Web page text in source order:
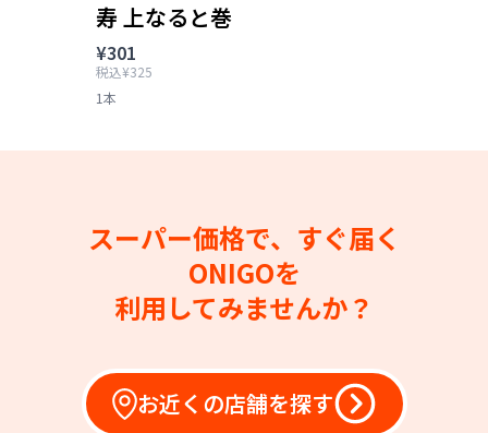
寿 上なると巻
¥301
税込¥325
1本
スーパー価格で、すぐ届く
ONIGOを
利用してみませんか？
お近くの店舗を探す